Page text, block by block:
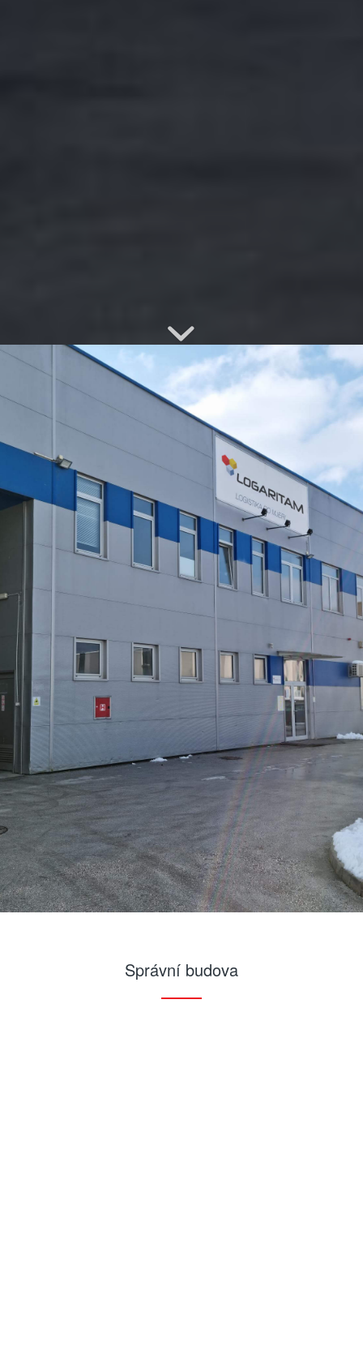
Správní budova